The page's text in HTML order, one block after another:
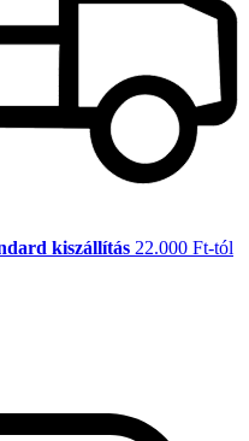
kiszállítás 22.000 Ft-tól